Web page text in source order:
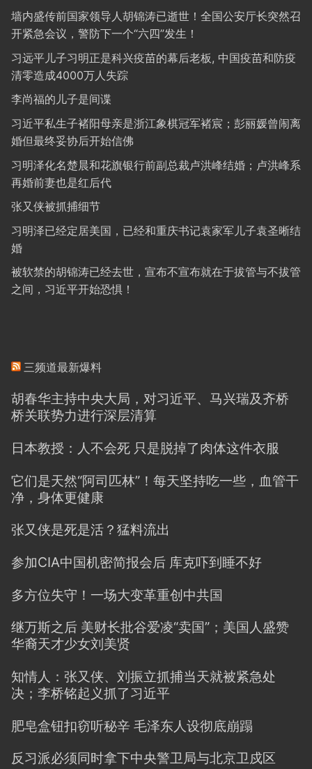
墙内盛传前国家领导人胡锦涛已逝世！全国公安厅长突然召
开紧急会议，警防下一个“六四”发生！
习远平儿子习明正是科兴疫苗的幕后老板, 中国疫苗和防疫
清零造成4000万人失踪
李尚福的儿子是间谍
习近平私生子褚阳母亲是浙江象棋冠军褚宸；彭丽媛曾闹离
婚但最终妥协后开始信佛
习明泽化名楚晨和花旗银行前副总裁卢洪峰结婚；卢洪峰系
再婚前妻也是红后代
张又侠被抓捕细节
习明泽已经定居美国，已经和重庆书记袁家军儿子袁圣晰结
婚
被软禁的胡锦涛已经去世，宣布不宣布就在于拔管与不拔管
之间，习近平开始恐惧！
三频道最新爆料
胡春华主持中央大局，对习近平、马兴瑞及齐桥
桥关联势力进行深层清算
日本教授：人不会死 只是脱掉了肉体这件衣服
它们是天然“阿司匹林”！每天坚持吃一些，血管干
净，身体更健康
张又侠是死是活？猛料流出
参加CIA中国机密简报会后 库克吓到睡不好
多方位失守！一场大变革重创中共国
继万斯之后 美财长批谷爱凌“卖国”；美国人盛赞
华裔天才少女刘美贤
知情人：张又侠、刘振立抓捕当天就被紧急处
决；李桥铭起义抓了习近平
肥皂盒钮扣窃听秘辛 毛泽东人设彻底崩蹋
反习派必须同时拿下中央警卫局与北京卫戍区